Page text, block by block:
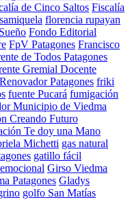
de Cinco Saltos Fiscalía
florencia rupayan
Fondo Editorial
FpV Patagones Francisco
de Todos Patagones
Gremial Docente
Patagones friki
fuente Pucará fumigación
Municipio de Viedma
Creando Futuro
Te doy una Mano
Michetti gas natural
gatillo fácil
Girso Viedma
Patagones Gladys
golfo San Matías